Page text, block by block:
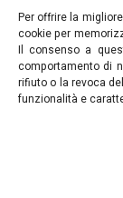
Per offrire la
cookie per
Il consenso a
comportamento di
rifiuto o la revoca
funzionalità e
–Rapporto